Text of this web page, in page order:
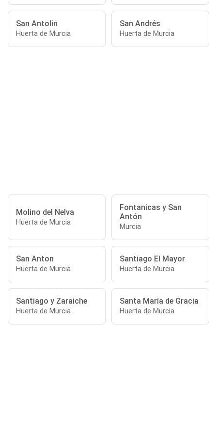
San Antolin
Huerta de Murcia
San Andrés
Huerta de Murcia
Molino del Nelva
Huerta de Murcia
Fontanicas y San
Antón
Murcia
San Anton
Huerta de Murcia
Santiago El Mayor
Huerta de Murcia
Santiago y Zaraiche
Huerta de Murcia
Santa María de Gracia
Huerta de Murcia